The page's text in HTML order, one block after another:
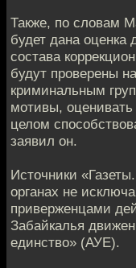
Также, по словам
будет дана оценка
состава
будут проверены
криминальным
мотивы,
целом
заявил он.
Источники
органах не
приверженцами
Забайкалья
единство» (АУЕ).